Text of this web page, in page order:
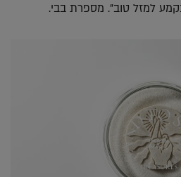
למזל טוב". מספרת בבי.